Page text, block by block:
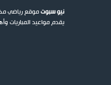
نيو سبوتموقع رياضي
يقدم مواعيد المباريات